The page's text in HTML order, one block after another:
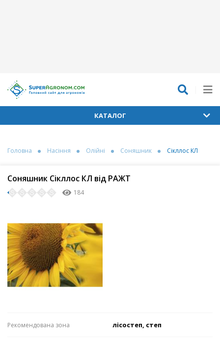
КАТАЛОГ
Головна Насіння Олійні Соняшник Сікллос КЛ
Соняшник Сікллос КЛ від РАЖТ
184
Рекомендована зона лісостеп, степ